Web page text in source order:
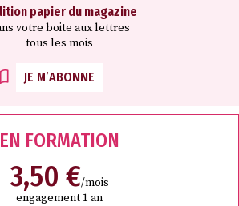
papier du magazine
votre boite aux lettres
tous les mois
JE M’ABONNE
EN FORMATION
3,50 €/mois
engagement 1 an